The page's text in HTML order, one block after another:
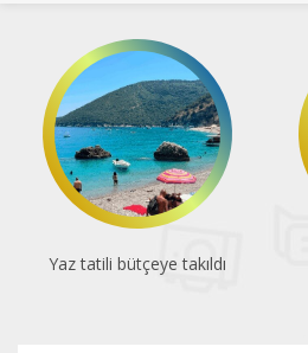
Yaz tatili bütçeye takıldı